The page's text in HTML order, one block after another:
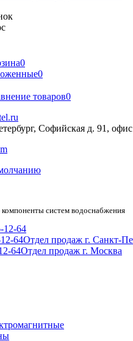
0
0
товаров0
Софийская д. 91,
систем водоснабжения
12-64
64Отдел продаж г. Санкт-
64Отдел продаж г. Москва